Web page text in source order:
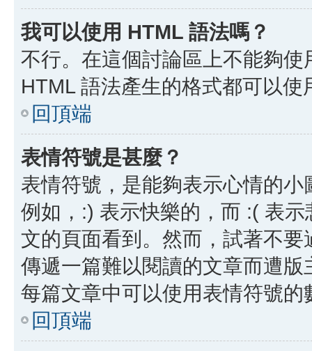
我可以使用 HTML 語法嗎？
不行。在這個討論區上不能夠
HTML 語法產生的格式都可以
回頂端
表情符號是甚麼？
表情符號，是能夠表示心情的
例如，:) 表示快樂的，而 :( 表
文的頁面看到。然而，試著不
傳遞一篇難以閱讀的文章而遭
每篇文章中可以使用表情符號的
回頂端